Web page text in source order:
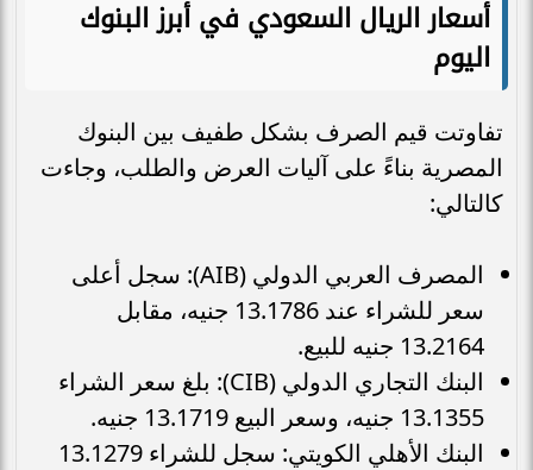
أسعار الريال السعودي في أبرز البنوك
اليوم
تفاوتت قيم الصرف بشكل طفيف بين البنوك
المصرية بناءً على آليات العرض والطلب، وجاءت
كالتالي:
المصرف العربي الدولي (AIB): سجل أعلى
سعر للشراء عند 13.1786 جنيه، مقابل
13.2164 جنيه للبيع.
البنك التجاري الدولي (CIB): بلغ سعر الشراء
13.1355 جنيه، وسعر البيع 13.1719 جنيه.
البنك الأهلي الكويتي: سجل للشراء 13.1279